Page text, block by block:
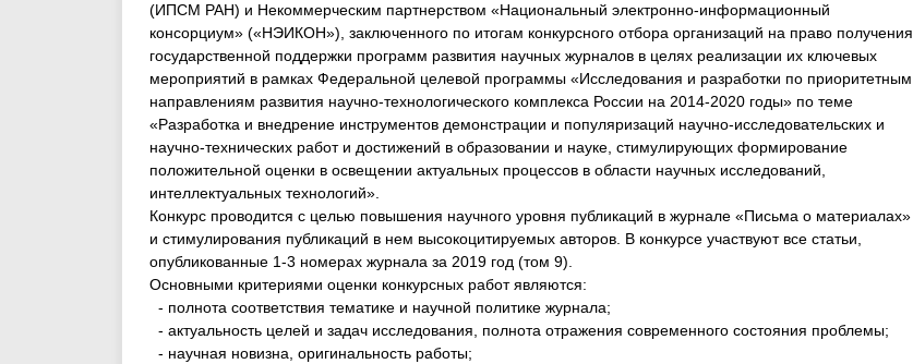
(ИПСМ РАН) и Некоммерческим партнерством «Национальный электронно-информационный
консорциум» («НЭИКОН»), заключенного по итогам конкурсного отбора организаций на право получения
государственной поддержки программ развития научных журналов в целях реализации их ключевых
мероприятий в рамках Федеральной целевой программы «Исследования и разработки по приоритетным
направлениям развития научно-технологического комплекса России на 2014-2020 годы» по теме
«Разработка и внедрение инструментов демонстрации и популяризаций научно-исследовательских и
научно-технических работ и достижений в образовании и науке, стимулирующих формирование
положительной оценки в освещении актуальных процессов в области научных исследований,
интеллектуальных технологий».
Конкурс проводится с целью повышения научного уровня публикаций в журнале «Письма о материалах»
и стимулирования публикаций в нем высокоцитируемых авторов. В конкурсе участвуют все статьи,
опубликованные 1-3 номерах журнала за 2019 год (том 9).
Основными критериями оценки конкурсных работ являются:
- полнота соответствия тематике и научной политике журнала;
- актуальность целей и задач исследования, полнота отражения современного состояния проблемы;
- научная новизна, оригинальность работы;